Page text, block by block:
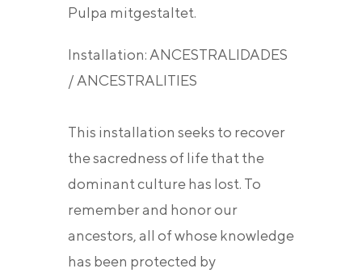
Pulpa mitgestaltet.
Installation: ANCESTRALIDADES
/ ANCESTRALITIES
This installation seeks to recover
the sacredness of life that the
dominant culture has lost. To
remember and honor our
ancestors, all of whose knowledge
has been protected by